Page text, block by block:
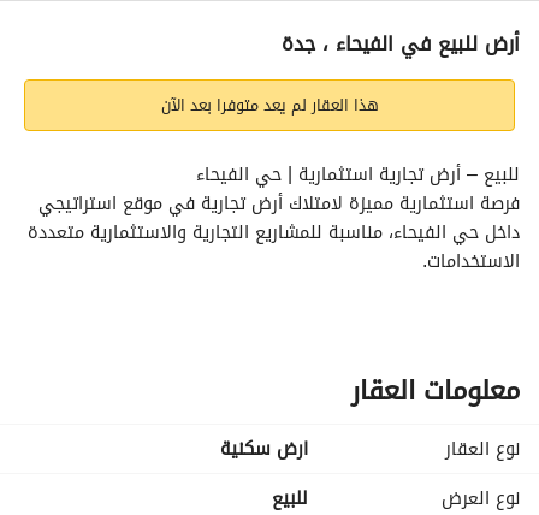
التفاصيل معلومات ترخيص الإعلان
أرض للبيع في الفيحاء ، جدة
هذا العقار لم يعد متوفرا بعد الآن
للبيع – أرض تجارية استثمارية | حي الفيحاء
الاستخدامات.
الموقع: حي الفيحاء – جدة
النوع: أرض تجارية للبيع
المساحة:
1,739 م²
معلومات العقار
نوع العقار
ارض سكنية
نوع العرض
للبيع